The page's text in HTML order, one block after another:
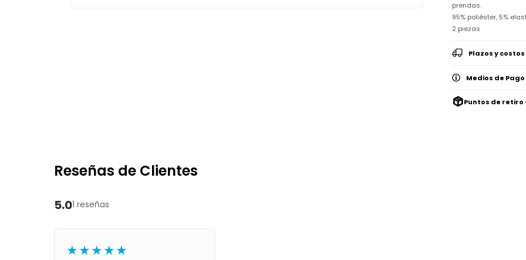
prendas.
95% poliéster, 5%
2 piezas
Plazos y
Medios de Pago
Puntos de retiro
Reseñas de Clientes
5.01 reseñas
★★★★★